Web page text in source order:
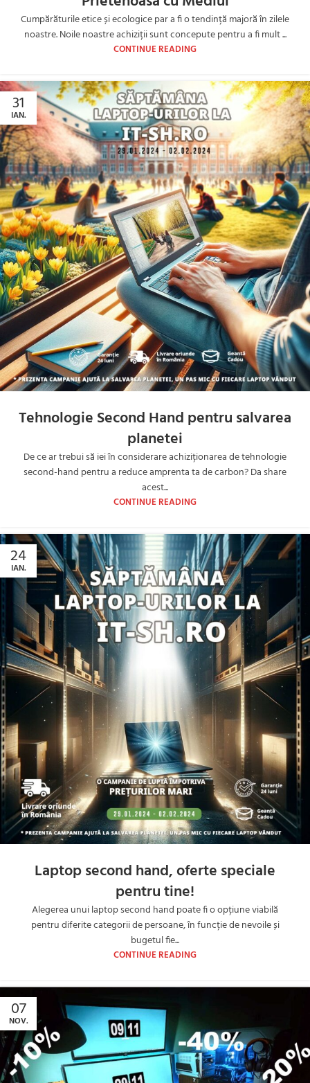
Cumpărăturile etice și ecologice par a fi o tendință majoră în zilele
noastre. Noile noastre achiziții sunt concepute pentru a fi mult ...
CONTINUE READING
31
IAN.
Tehnologie Second Hand pentru salvarea
planetei
De ce ar trebui să iei în considerare achiziționarea de tehnologie
second-hand pentru a reduce amprenta ta de carbon? Da share
acest...
CONTINUE READING
24
IAN.
Laptop second hand, oferte speciale
pentru tine!
Alegerea unui laptop second hand poate fi o opțiune viabilă
pentru diferite categorii de persoane, în funcție de nevoile și
bugetul fie...
CONTINUE READING
07
NOV.